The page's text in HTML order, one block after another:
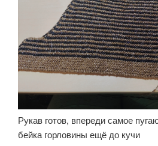
Рукав готов, впереди самое
бейка горловины ещё до кучи